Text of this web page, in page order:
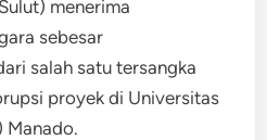
menerima
sebesar
salah satu tersangka
proyek di Universitas
Manado.